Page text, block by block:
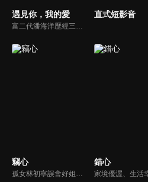
遇見你，我的愛
富二代潘海洋歷經三次失敗婚姻，認為金錢阻礙愛情。唯第一任妻子陸雪怡真心待他。好友伊軒勸他隱藏身份。他在酒吧對芭蕾舞演員韓夢瑤一見鍾情。便化身業務經理與她相戀。熱戀中潘海洋決定娶韓夢瑤，卻在婚前發現韓夢瑤三年前曾是自己公司員工，進而揭開伊軒與韓夢瑤為還債設局圖謀他財產的陰謀...
直式短影音
竊心 錯心